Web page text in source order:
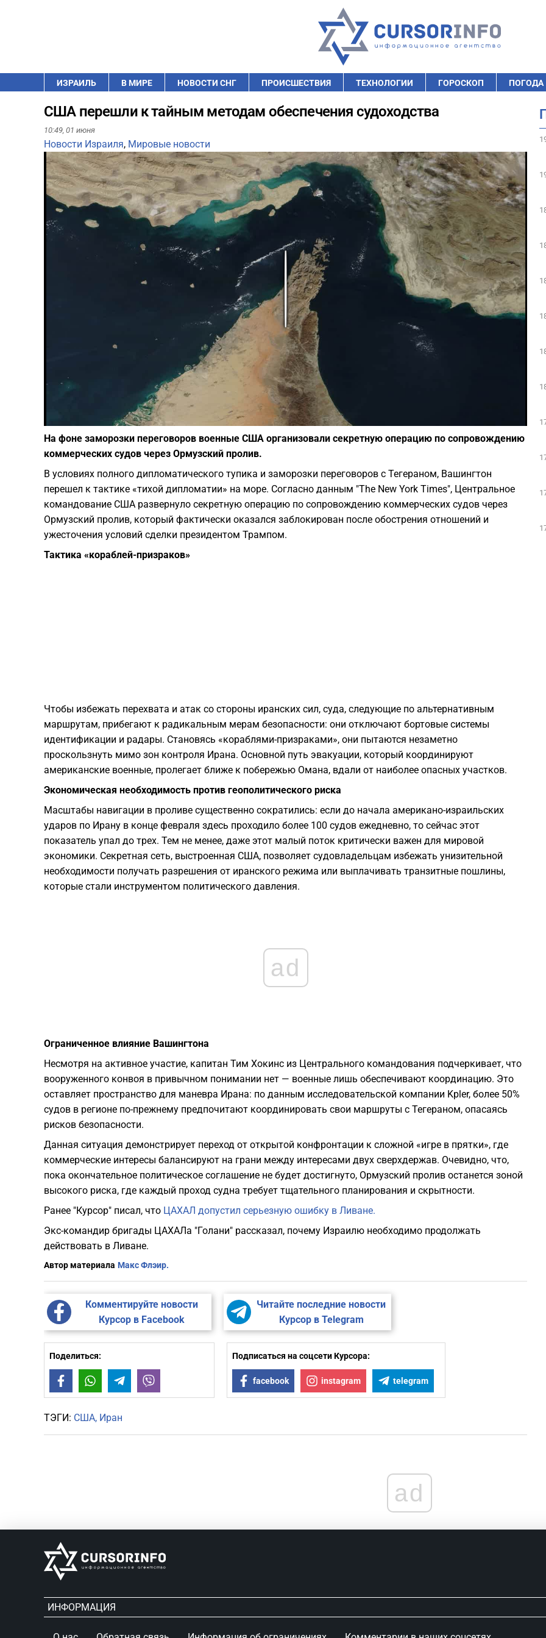
ИЗРАИЛЬ В МИРЕ НОВОСТИ СНГ ПРОИСШЕСТВИЯ ТЕХНОЛОГИИ ГОРОСКОП ПОГОДА
США перешли к тайным методам обеспечения судоходства
10:49, 01 июня
Новости Израиля, Мировые новости
Play
На фоне заморозки переговоров военные США организовали секретную операцию по сопровождению
коммерческих судов через Ормузский пролив.
В условиях полного дипломатического тупика и заморозки переговоров с Тегераном, Вашингтон
перешел к тактике «тихой дипломатии» на море. Согласно данным "The New York Times", Центральное
командование США развернуло секретную операцию по сопровождению коммерческих судов через
Ормузский пролив, который фактически оказался заблокирован после обострения отношений и
ужесточения условий сделки президентом Трампом.
Тактика «кораблей-призраков»
Чтобы избежать перехвата и атак со стороны иранских сил, суда, следующие по альтернативным
маршрутам, прибегают к радикальным мерам безопасности: они отключают бортовые системы
идентификации и радары. Становясь «кораблями-призраками», они пытаются незаметно
проскользнуть мимо зон контроля Ирана. Основной путь эвакуации, который координируют
американские военные, пролегает ближе к побережью Омана, вдали от наиболее опасных участков.
Экономическая необходимость против геополитического риска
Масштабы навигации в проливе существенно сократились: если до начала американо-израильских
ударов по Ирану в конце февраля здесь проходило более 100 судов ежедневно, то сейчас этот
показатель упал до трех. Тем не менее, даже этот малый поток критически важен для мировой
экономики. Секретная сеть, выстроенная США, позволяет судовладельцам избежать унизительной
необходимости получать разрешения от иранского режима или выплачивать транзитные пошлины,
которые стали инструментом политического давления.
ad
Ограниченное влияние Вашингтона
Несмотря на активное участие, капитан Тим Хокинс из Центрального командования подчеркивает, что
вооруженного конвоя в привычном понимании нет — военные лишь обеспечивают координацию. Это
оставляет пространство для маневра Ирана: по данным исследовательской компании Kpler, более 50%
судов в регионе по-прежнему предпочитают координировать свои маршруты с Тегераном, опасаясь
рисков безопасности.
​Данная ситуация демонстрирует переход от открытой конфронтации к сложной «игре в прятки», где
коммерческие интересы балансируют на грани между интересами двух сверхдержав. Очевидно, что,
пока окончательное политическое соглашение не будет достигнуто, Ормузский пролив останется зоной
высокого риска, где каждый проход судна требует тщательного планирования и скрытности.
Ранее "Курсор" писал, что ЦАХАЛ допустил серьезную ошибку в Ливане.
Экс-командир бригады ЦАХАЛа "Голани" рассказал, почему Израилю необходимо продолжать
действовать в Ливане.
Автор материала Макс Флэир.
Комментируйте новости
Курсор в Facebook
Читайте последние новости
Курсор в Telegram
Поделиться:
FacebookWhatsAppTelegram
Подписаться на соцсети Курсора:
facebook instagram telegram
ТЭГИ: США Иран
ad
ИНФОРМАЦИЯ